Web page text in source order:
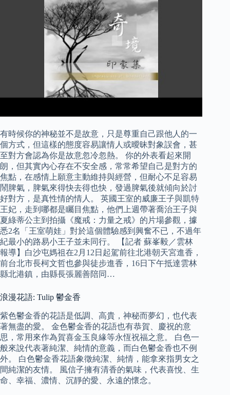
有時候你的神秘並不是故意，只是尊重自己跟他人的一
個方式，但這樣的態度容易讓情人或曖昧對象誤會，甚
至對方會認為你是故意忽冷忽熱。 你的外表看起來開
朗，但其實內心存在不安全感，常常希望自己是對方的
焦點，在感情上願意主動維持與經營，但耐心不足容易
鬧脾氣，脾氣來得快去得也快，發過脾氣後就傾向於討
好對方，是真性情的情人。 英國王室的威廉王子與凱特
王妃，走到哪都是矚目焦點，他們上週帶著喬治王子與
夏綠蒂公主到拍攝《魔戒：力量之戒》的片場參觀，據
悉2名「王室萌娃」對於這個體驗感到興奮不已，不過年
紀最小的路易小王子並未同行。 【記者 蘇峯毅／雲林
報導】白沙屯媽祖在2月12日起駕前往北港朝天宮進香，
前台北市長柯文哲也參與徒步進香，16日下午抵達雲林
縣北港鎮，由縣長張麗善陪同…
浪漫花語: Tulip 鬱金香
紫色鬱金香的花語是低調、高貴，神秘而夢幻，也代表
著無盡的愛。 金色鬱金香的花語也有恭賀、慶祝的意
思，常用來作為賀喜金玉良緣等永恆祝福之意。 白色一
般來說代表著純潔、純情的意義，而白色鬱金香也不例
外。 白色鬱金香花語象徵純潔、純情，能拿來指男女之
間純潔的友情。 風信子擁有清香的氣味，代表喜悅、生
命、幸福、濃情、沉靜的愛、永遠的懷念。